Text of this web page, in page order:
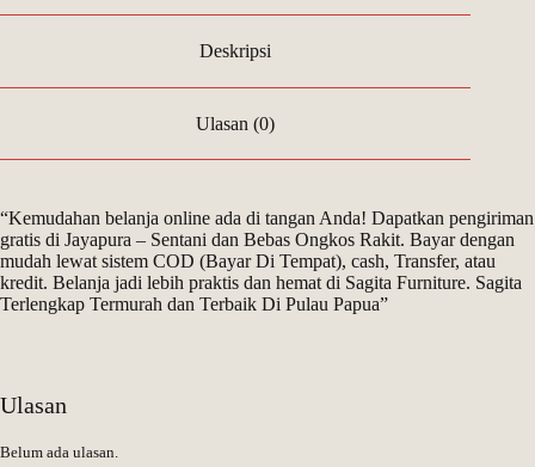
Deskripsi
Ulasan (0)
“Kemudahan belanja online ada di tangan Anda! Dapatkan pengiriman
gratis di Jayapura – Sentani dan Bebas Ongkos Rakit. Bayar dengan
mudah lewat sistem COD (Bayar Di Tempat), cash, Transfer, atau
kredit. Belanja jadi lebih praktis dan hemat di Sagita Furniture. Sagita
Terlengkap Termurah dan Terbaik Di Pulau Papua”
Ulasan
Belum ada ulasan.